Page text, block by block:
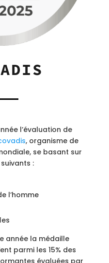
l’évaluation de
, organisme de
se basant sur
:
l’homme
année la médaille
parmi les 15% des